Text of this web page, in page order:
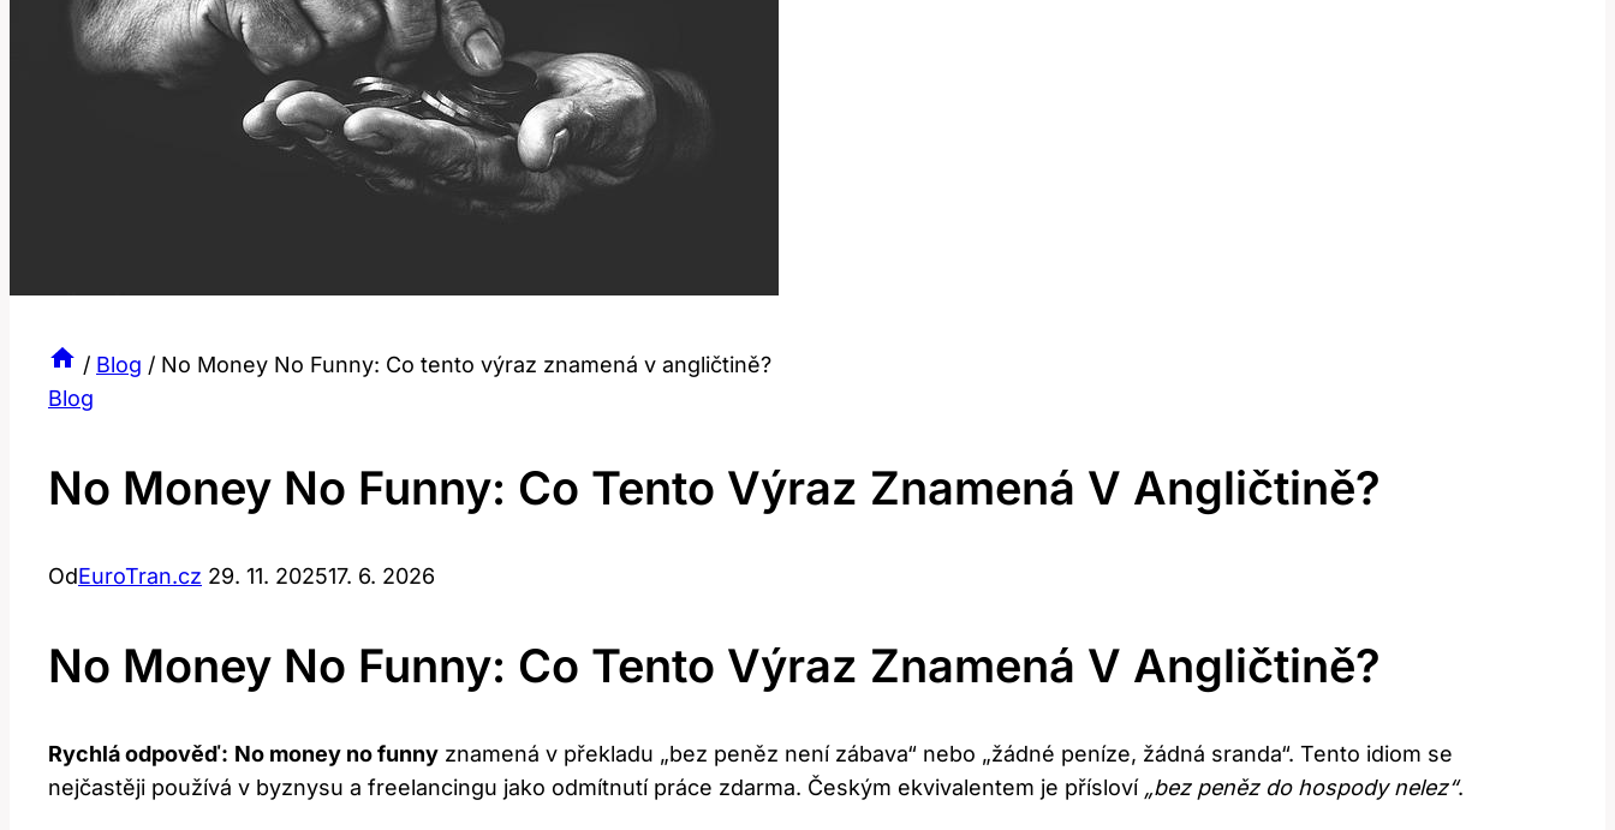
/ Blog / No Money No Funny: Co tento výraz znamená v angličtině?
Blog
No Money No Funny: Co Tento Výraz Znamená V Angličtině?
OdEuroTran.cz 29. 11. 202517. 6. 2026
No Money No Funny: Co Tento Výraz Znamená V Angličtině?
Rychlá odpověď: No money no funny znamená v překladu „bez peněz není zábava“ nebo „žádné peníze, žádná sranda“. Tento idiom se
nejčastěji používá v byznysu a freelancingu jako odmítnutí práce zdarma. Českým ekvivalentem je přísloví „bez peněz do hospody nelez“.